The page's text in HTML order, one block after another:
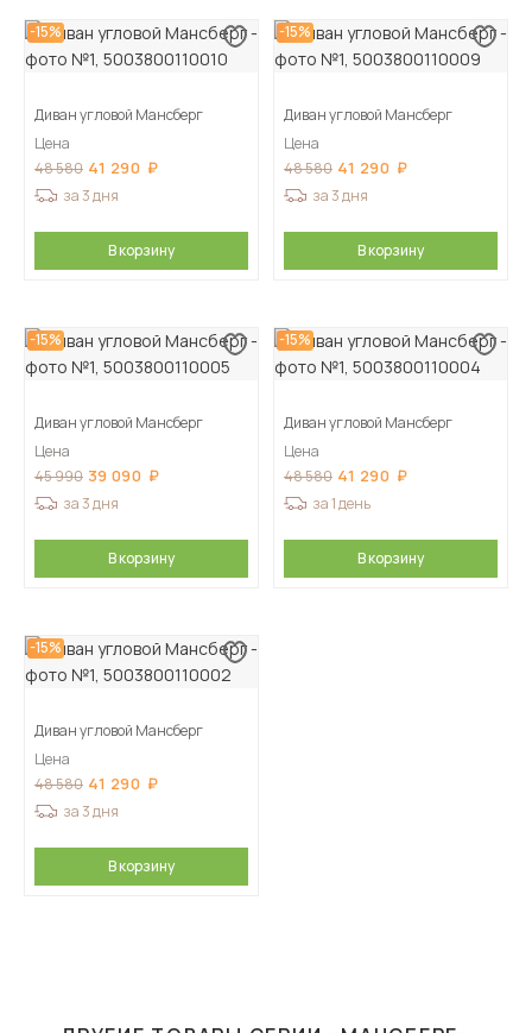
-15%
Диван угловой Мансберг
Цена
48 580 41 290
за 3 дня
В корзину
-15%
Диван угловой Мансберг
Цена
48 580 41 290
за 3 дня
В корзину
-15%
Диван угловой Мансберг
Цена
45 990 39 090
за 3 дня
В корзину
-15%
Диван угловой Мансберг
Цена
48 580 41 290
за 1 день
В корзину
-15%
Диван угловой Мансберг
Цена
48 580 41 290
за 3 дня
В корзину